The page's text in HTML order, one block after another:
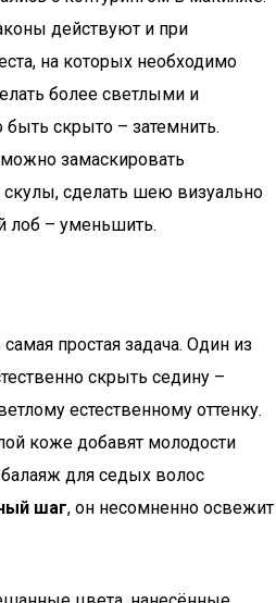
действуют и при
на которых необходимо
более светлыми и
быть скрыто – затемнить.
можно замаскировать
сделать шею визуально
лоб – уменьшить.
простая задача. Один из
скрыть седину –
естественному оттенку.
коже добавят молодости
для седых волос
шаг, он несомненно освежит